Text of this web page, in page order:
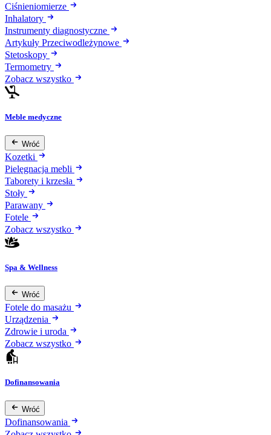
Ciśnieniomierze
Inhalatory
Instrumenty diagnostyczne
Artykuły Przeciwodleżynowe
Stetoskopy
Termometry
Zobacz wszystko
Meble medyczne
Wróć
Kozetki
Pielęgnacja mebli
Taborety i krzesła
Stoły
Parawany
Fotele
Zobacz wszystko
Spa & Wellness
Wróć
Fotele do masażu
Urządzenia
Zdrowie i uroda
Zobacz wszystko
Dofinansowania
Wróć
Dofinansowania